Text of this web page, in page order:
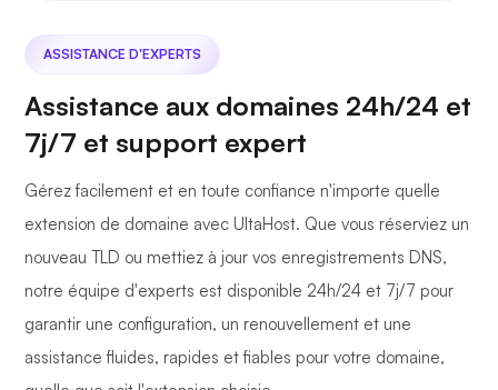
ASSISTANCE D'EXPERTS
Assistance aux domaines 24h/24 et
7j/7 et support expert
Gérez facilement et en toute confiance n'importe quelle
extension de domaine avec UltaHost. Que vous réserviez un
nouveau TLD ou mettiez à jour vos enregistrements DNS,
notre équipe d'experts est disponible 24h/24 et 7j/7 pour
garantir une configuration, un renouvellement et une
assistance fluides, rapides et fiables pour votre domaine,